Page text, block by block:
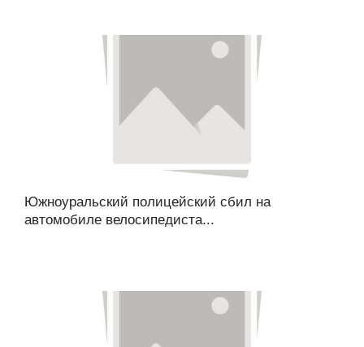
Южноуральский полицейский сбил на
автомобиле велосипедиста...